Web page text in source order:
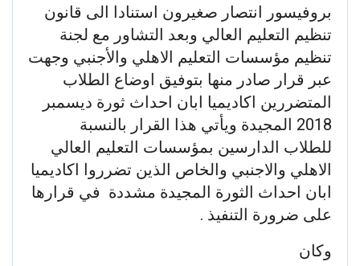
بروفيسور انتصار صغيرون استنادا الى قانون
تنظيم التعليم العالي وبعد التشاور مع لجنة
تنظيم مؤسسات التعليم الاهلي والأجنبي وجهت
عبر قرار صادر منها بتوفيق اوضاع الطلاب
المتضررين اكاديميا ابان احداث ثورة ديسمبر
2018 المجيدة ويأتي هذا القرار بالنسبة
للطلاب الدارسين بمؤسسات التعليم العالي
الاهلي والاجنبي والخاص الذين تضرروا اكاديميا
ابان احداث الثورة المجيدة مشددة في قرارها
على ضرورة التنفيذ .
وكان